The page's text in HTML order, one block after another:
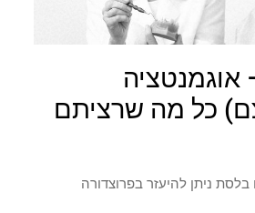
כל מה שרציתם
ניתן להיעזר בפרוצדורה